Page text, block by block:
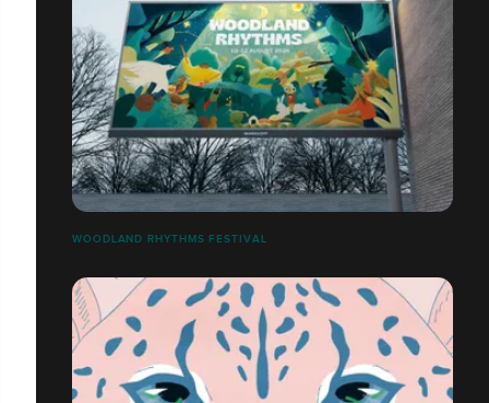
WOODLAND RHYTHMS FESTIVAL